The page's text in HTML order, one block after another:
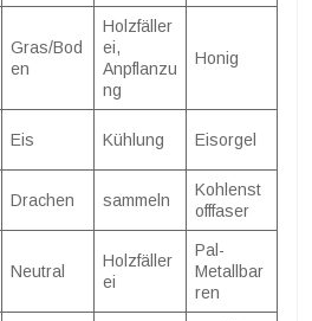
Gras/Bod
en
Holzfäller
ei,
Anpflanzu
ng
Honig
Eis Kühlung Eisorgel
Drachen sammeln
Kohlenst
offfaser
Neutral
Holzfäller
ei
Pal-
Metallbar
ren